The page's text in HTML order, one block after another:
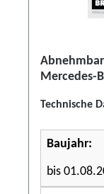
Mercedes-
Technische
Baujahr:
bis